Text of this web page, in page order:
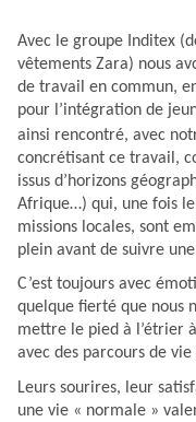
Avec le groupe Inditex
vêtements Zara) nous
de travail en commun,
pour l’intégration de
ainsi rencontré, avec
concrétisant ce travail,
issus d’horizons
Afrique…) qui, une fois
missions locales, sont
plein avant de suivre
C’est toujours avec
quelque fierté que nous
mettre le pied à l’étrier
avec des parcours de vie
Leurs sourires, leur
une vie « normale »